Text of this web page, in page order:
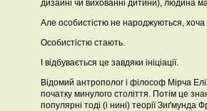
дизайні чи вихованні дитини), людина
Але особистістю не народжуються, хоча
Особистістю стають.
І відбувається це завдяки ініціації.
Відомий антрополог і філософ Мірча
початку минулого століття. Потім це
популярні тоді (і нині) теорії